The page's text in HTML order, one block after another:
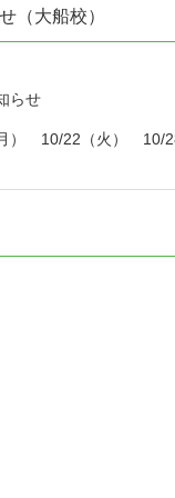
（大船校）
らせ
） 10/22（火） 10/